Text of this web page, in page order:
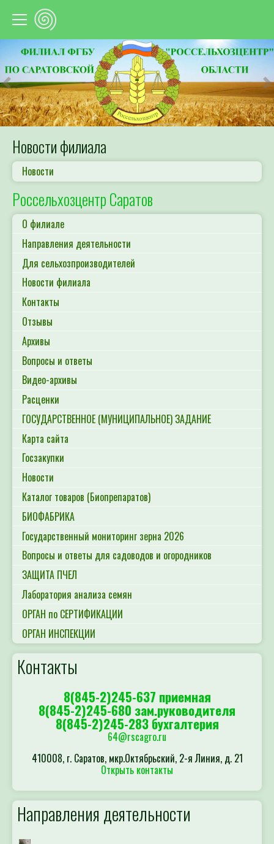
Предыдущий
Новости филиала
Новости
Россельхозцентр Саратов
О филиале
Направления деятельности
Для сельхозпроизводителей
Новости филиала
Контакты
Отзывы
Архивы
Вопросы и ответы
Видео-архивы
Расценки
ГОСУДАРСТВЕННОЕ (МУНИЦИПАЛЬНОЕ) ЗАДАНИЕ
Карта сайта
Госзакупки
Новости
Каталог товаров (Биопрепаратов)
БИОФАБРИКА
Государственный мониторинг зерна 2026
Вопросы и ответы для садоводов и огородников
ЗАЩИТА ПЧЕЛ
Лаборатория анализа семян
ОРГАН по СЕРТИФИКАЦИИ
ОРГАН ИНСПЕКЦИИ
Контакты
8(845-2)245-637 приемная
8(845-2)245-680 зам.руководителя
8(845-2)245-283 бухгалтерия
64@rscagro.ru
410008, г. Саратов, мкр.Октябрьский, 2-я Линия, д. 21
Открыть контакты
Направления деятельности